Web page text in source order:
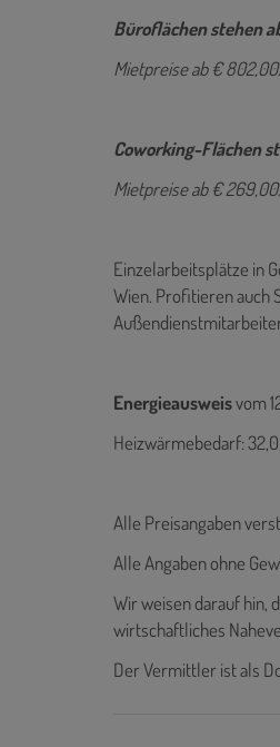
Büroflächen stehen
Mietpreise ab €
Coworking-Flächen
Mietpreise ab €
Einzelarbeitsplätze in
Wien. Profitieren auch
Energieausweisvom
Heizwärmebedarf:
Alle Preisangaben
Alle Angaben ohne
Wir weisen darauf hin,
wirtschaftliches
Der Vermittler ist als